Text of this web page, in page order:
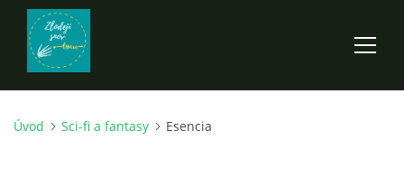
ÚVOD
Úvod Sci-fi a fantasy Esencia